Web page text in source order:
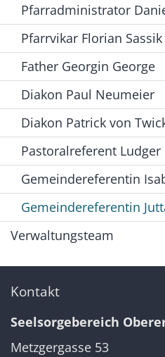
Pfarradministrator
Pfarrvikar Florian Sassik
Father Georgin George
Diakon Paul Neumeier
Diakon Patrick von
Pastoralreferent Ludger
Gemeindereferentin
Gemeindereferentin
Verwaltungsteam
Kontakt
Seelsorgebereich
Metzgergasse 53